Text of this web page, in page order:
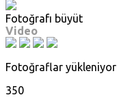
Fotoğrafı büyüt
Video
Fotoğraflar yükleniyor
350